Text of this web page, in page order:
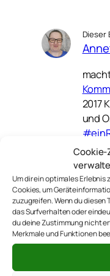
Cookie-
Um dir ein optimales
Cookies, um
zuzugreifen. Wenn du
das Surfverhalten oder
du deine Zustimmung nicht
Merkmale und Funktionen
Dieser
2017
und
mit
noch